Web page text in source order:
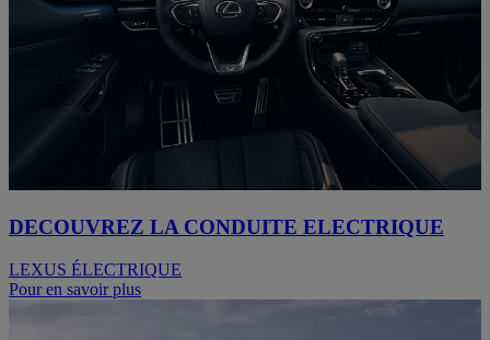
DECOUVREZ LA CONDUITE ELECTRIQUE
LEXUS ÉLECTRIQUE
Pour en savoir plus